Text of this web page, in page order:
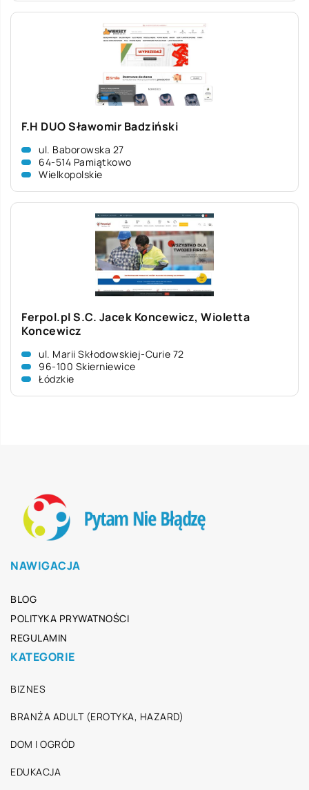
F.H DUO Sławomir Badziński
ul. Baborowska 27
64-514 Pamiątkowo
Wielkopolskie
Ferpol.pl S.C. Jacek Koncewicz, Wioletta
Koncewicz
ul. Marii Skłodowskiej-Curie 72
96-100 Skierniewice
Łódzkie
NAWIGACJA
BLOG
POLITYKA PRYWATNOŚCI
REGULAMIN
KATEGORIE
BIZNES
BRANŻA ADULT (EROTYKA, HAZARD)
DOM I OGRÓD
EDUKACJA